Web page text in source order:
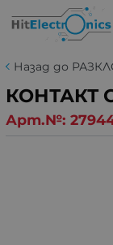
Назад до
КОНТАКТ С
Арт.№: